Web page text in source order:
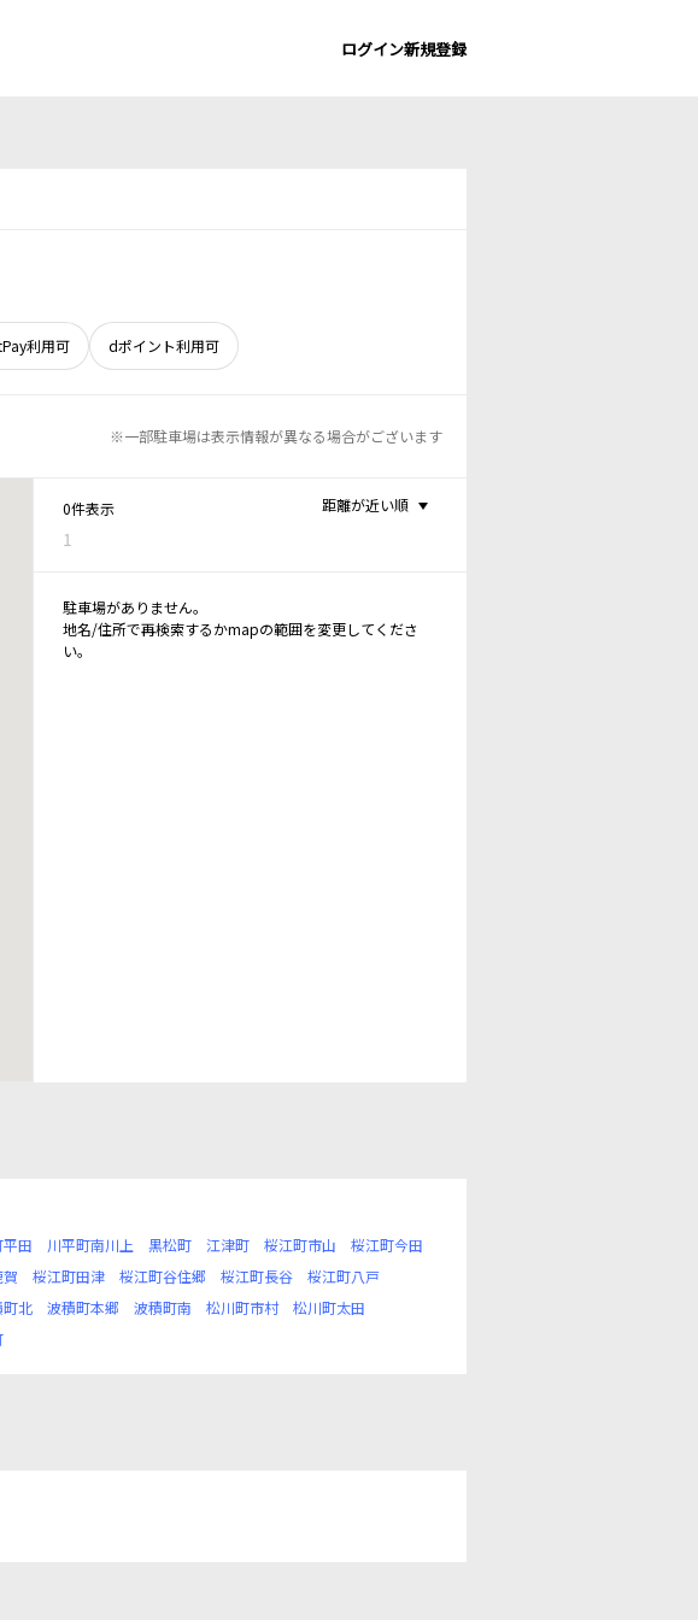
ログイン新規登録
利用可 dポイント利用可
※一部駐車場は表示情報が異なる場合がございます
0件表示
1
距離が近い順
駐車場がありません。
地名/住所で再検索するかmapの範囲を変更してくださ
い。
田 川平町南川上 黒松町 江津町 桜江町市山
桜江町今田
桜江町田津 桜江町谷住郷 桜江町長谷
桜江町八戸
町北 波積町本郷 波積町南 松川町市村
松川町太田